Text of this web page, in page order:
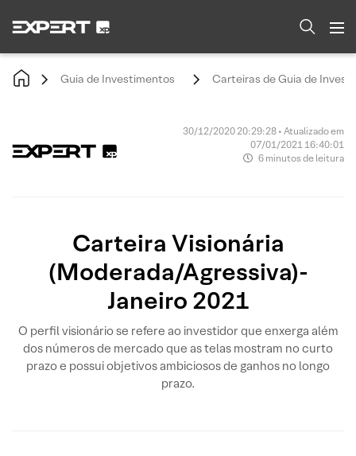
Guia de Investimentos Carteiras de Guia de
30/12/2020 20:29:28 • Atualizado em
07/01/2021 16:40:01
6 minutos de leitura
Carteira Visionária
(Moderada/Agressiva)-
Janeiro 2021
O perfil visionário se refere ao investidor que enxerga além
dos números de mercado que as telas mostram no curto
prazo e possui objetivos ambiciosos de ganhos no longo
prazo.